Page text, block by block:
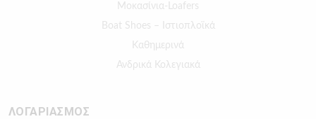
Μοκασίνια-Loafers
Boat Shoes – Ιστιοπλοϊκά
Καθημερινά
Ανδρικά Κολεγιακά
ΛΟΓΑΡΙΑΣΜΟΣ